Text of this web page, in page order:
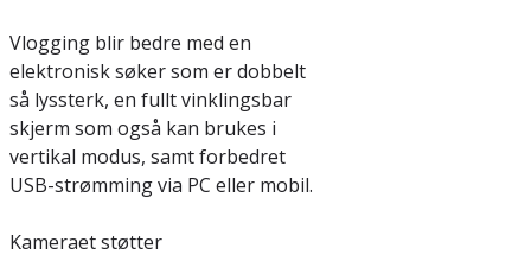
Vlogging blir bedre med en
elektronisk søker som er dobbelt
så lyssterk, en fullt vinklingsbar
skjerm som også kan brukes i
vertikal modus, samt forbedret
USB-strømming via PC eller mobil.
Kameraet støtter